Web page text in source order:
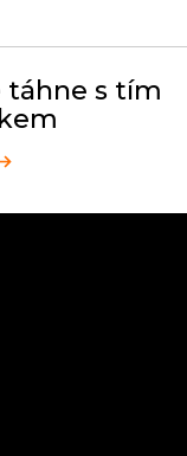
táhne s tím